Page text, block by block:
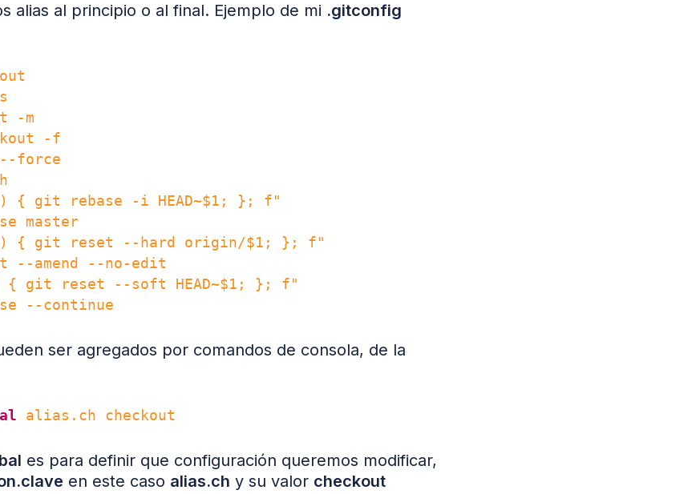
alias al principio o al final. Ejemplo de mi .gitconfig
-m
-f
force
{ git rebase -i HEAD~$1; }; f"
master
{ git reset --hard origin/$1; }; f"
--amend --no-edit
{ git reset --soft HEAD~$1; }; f"
ser agregados por comandos de consola, de la
es para definir que configuración queremos modificar,
en este caso alias.ch y su valor checkout